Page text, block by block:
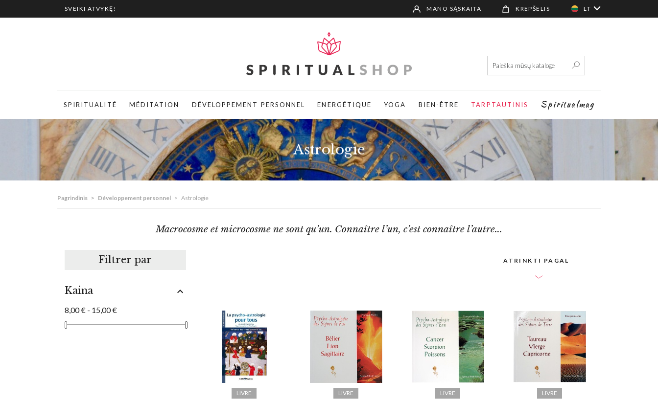
SVEIKI ATVYKĘ! MANO SĄSKAITA KREPŠELIS LT
SPIRITUALITÉ MÉDITATION DÉVELOPPEMENT PERSONNEL ENERGÉTIQUE YOGA BIEN-ÊTRE TARPTAUTINIS Spiritualmag
Astrologie
Pagrindinis > Développement personnel > Astrologie
Macrocosme et microcosme ne sont qu’un. Connaître l’un, c’est connaître l’autre...
Filtrer par
Kaina 
8,00 € - 15,00 €
ATRINKTI PAGAL
LIVRE LIVRE LIVRE LIVRE